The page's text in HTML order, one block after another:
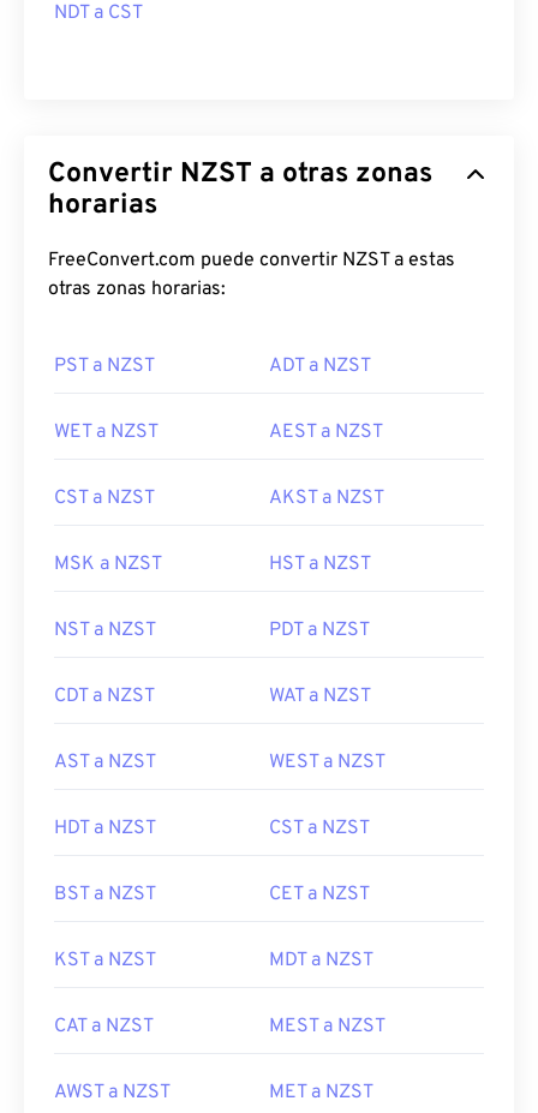
NDT a CST
Convertir NZST a otras zonas
horarias
FreeConvert.com puede convertir NZST a estas
otras zonas horarias:
PST a NZST ADT a NZST
WET a NZST AEST a NZST
CST a NZST AKST a NZST
MSK a NZST HST a NZST
NST a NZST PDT a NZST
CDT a NZST WAT a NZST
AST a NZST WEST a NZST
HDT a NZST CST a NZST
BST a NZST CET a NZST
KST a NZST MDT a NZST
CAT a NZST MEST a NZST
AWST a NZST MET a NZST